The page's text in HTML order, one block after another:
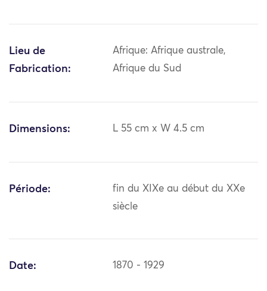
Lieu de
Fabrication:
Afrique: Afrique australe,
Afrique du Sud
Dimensions: L 55 cm x W 4.5 cm
Période:
fin du XIXe au début du XXe
siècle
Date: 1870 - 1929